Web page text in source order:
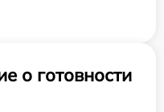
о готовности